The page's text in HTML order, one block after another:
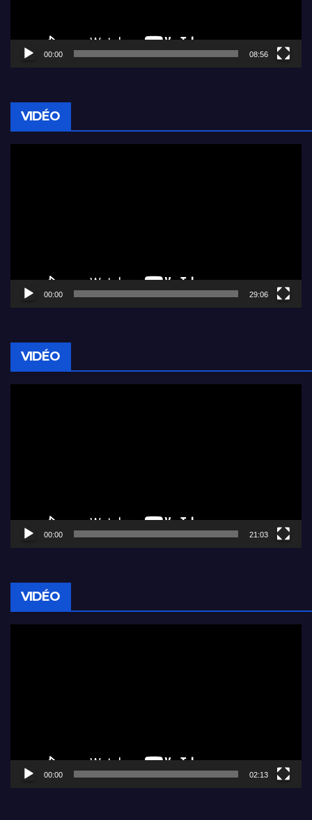
00:00 08:56
VIDÉO
00:00 29:06
VIDÉO
00:00 21:03
VIDÉO
00:00 02:13